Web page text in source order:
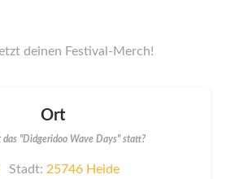
deinen Festival-Merch!
Ort
das "Didgeridoo Wave Days" statt?
Stadt: 25746 Heide